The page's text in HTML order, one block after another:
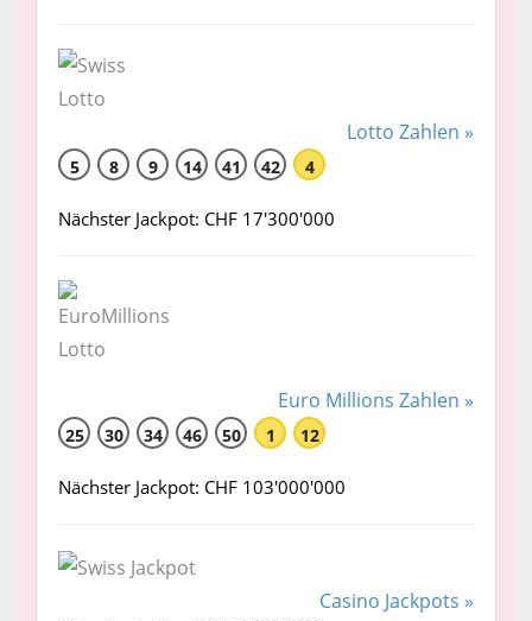
Lotto Zahlen »
5 8 9 14 41 42 4
Nächster Jackpot: CHF 17'300'000
Euro Millions Zahlen »
25 30 34 46 50 1 12
Nächster Jackpot: CHF 103'000'000
Casino Jackpots »